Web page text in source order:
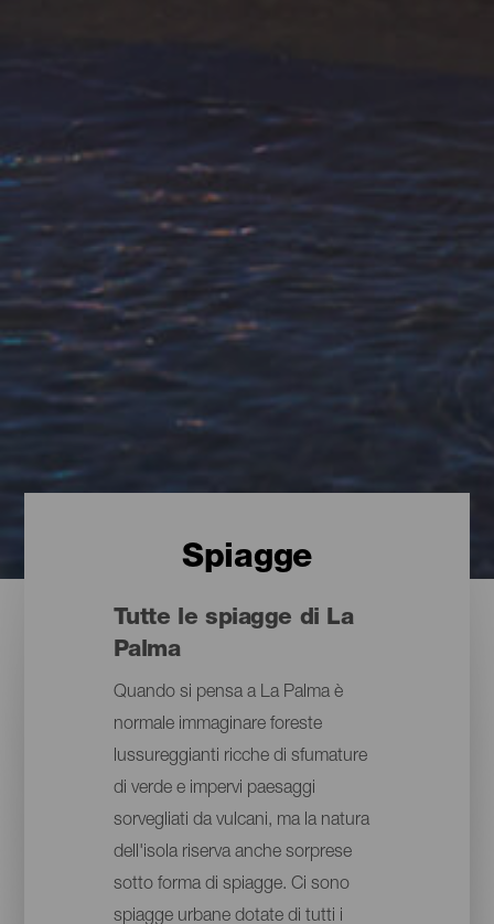
Spiagge
Tutte le spiagge di La
Palma
Quando si pensa a La Palma è
normale immaginare foreste
lussureggianti ricche di sfumature
di verde e impervi paesaggi
sorvegliati da vulcani, ma la natura
dell'isola riserva anche sorprese
sotto forma di spiagge. Ci sono
spiagge urbane dotate di tutti i